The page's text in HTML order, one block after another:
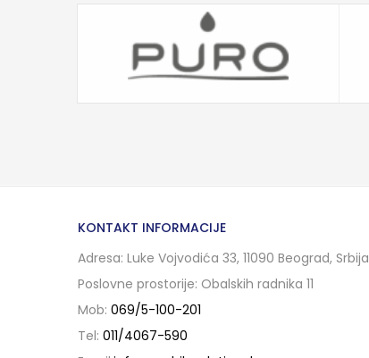
KONTAKT INFORMACIJE
Adresa: Luke Vojvodića 33, 11090 Beograd, Srbija
Poslovne prostorije: Obalskih radnika 11
Mob: 069/5-100-201
Tel: 011/4067-590